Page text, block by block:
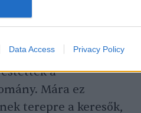
Data Access Privacy Policy
a
Mára ez
terepre a keresők,